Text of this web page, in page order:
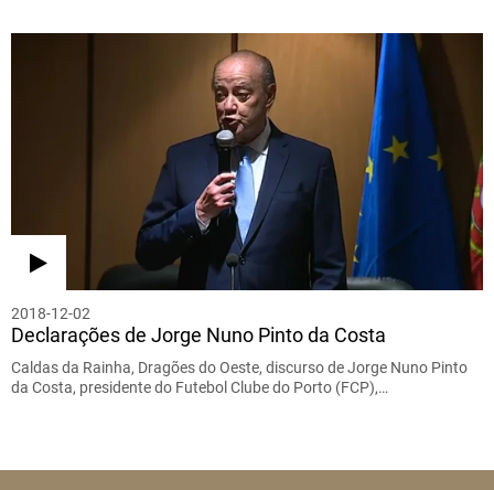
2018-12-02
Declarações de Jorge Nuno Pinto da Costa
Caldas da Rainha, Dragões do Oeste, discurso de Jorge Nuno Pinto
da Costa, presidente do Futebol Clube do Porto (FCP),…